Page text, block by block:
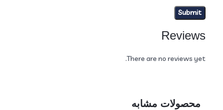
Reviews
There are no reviews yet.
محصولات مشابه